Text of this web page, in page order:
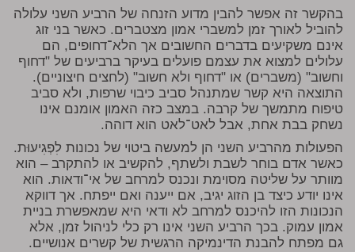
בהקשר זה אפשר להבין מדוע הזנחה של הרביע השני עלולה
להוביל לאורך זמן למשברי אמון מצטברים. כאשר בני זוג
אינם משקיעים בדברים החשובים אך הלא־דחופים, הם
עלולים למצוא את עצמם פועלים בעיקר ברביעים של "דחוף
וחשוב" (משברים) או "דחוף ולא חשוב" (לחצים חיצוניים).
התוצאה היא קשר שמתנהל סביב כיבוי שרפות, ולא סביב
טיפוח מתמשך של קרבה. במצב כזה האמון אומנם אינו
נשחק בבת אחת, אבל לאט־לאט הוא דוהה.
הפעולות מהרביע השני הן למעשה ביטוי של נכונות לִפְגִיעוּת.
כאשר אדם בוחר לשבת ולשתף, להקשיב או להתקרב – הוא
מוותר על שליטה מסוימת ונכנס למרחב של אי־ודאות. הוא
אינו יודע כיצד בן הזוג יגיב, אם ייענה ואם ייפתח. אך דווקא
הנכונות הזו להיכנס למרחב לא ודאי היא שמאפשרת בניית
אמון עמוק. בכך הרביע השני אינו רק כלי לניהול זמן, אלא
גם מפתח להבנת הדינמיקה הרגשית של קשרים אנושיים.